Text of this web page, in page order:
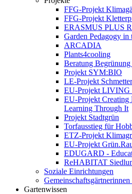
FFG-Projekt
FFG-Projekt
ERASMUS PLUS
Garden Pedagogy in
ARCADIA
Plants4cooling
Beratung
Projekt SYM:BIO
LE-Projekt
EU-Projekt LIVING
EU-Projekt Creating
Learning Through It
Projekt Stadtgrün
Torfausstieg für
ETZ-Projekt
EU-Projekt
EDUGARD -
ReHABITAT
Soziale Einrichtungen
Gartenwissen